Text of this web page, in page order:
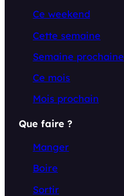
Ce weekend
Cette semaine
Semaine prochaine
Ce mois
Mois prochain
Que faire ?
Manger
Boire
Sortir